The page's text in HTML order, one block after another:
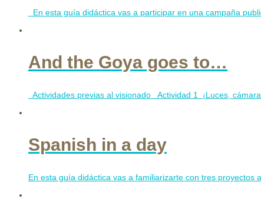
En esta guía didáctica vas a participar en una campaña
And the Goya goes to…
Actividades previas al visionado Actividad 1 ¡Luces,
Spanish in a day
En esta guía didáctica vas a familiarizarte con tres proyectos